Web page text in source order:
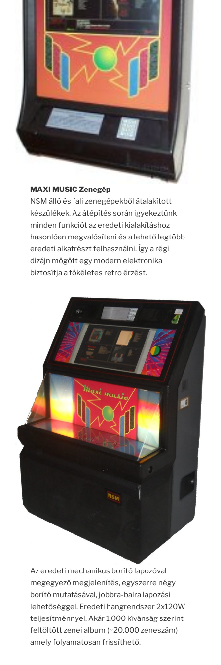
MAXI MUSIC Zenegép
NSM álló és fali zenegépekből átalakított
készülékek. Az átépítés során igyekeztünk
minden funkciót az eredeti kialakításhoz
hasonlóan megvalósítani és a lehető legtöbb
eredeti alkatrészt felhasználni. Így a régi
dizájn mögött egy modern elektronika
biztosítja a tökéletes retro érzést.
Az eredeti mechanikus borító lapozóval
megegyező megjelenítés, egyszerre négy
borító mutatásával, jobbra-balra lapozási
lehetőséggel. Eredeti hangrendszer 2x120W
teljesítménnyel. Akár 1.000 kívánság szerint
feltöltött zenei album (~20.000 zeneszám)
amely folyamatosan frissíthető.